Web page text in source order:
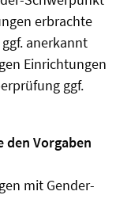
erbrachte
anerkannt
Einrichtungen
ggf.
Vorgaben
mit Gender-